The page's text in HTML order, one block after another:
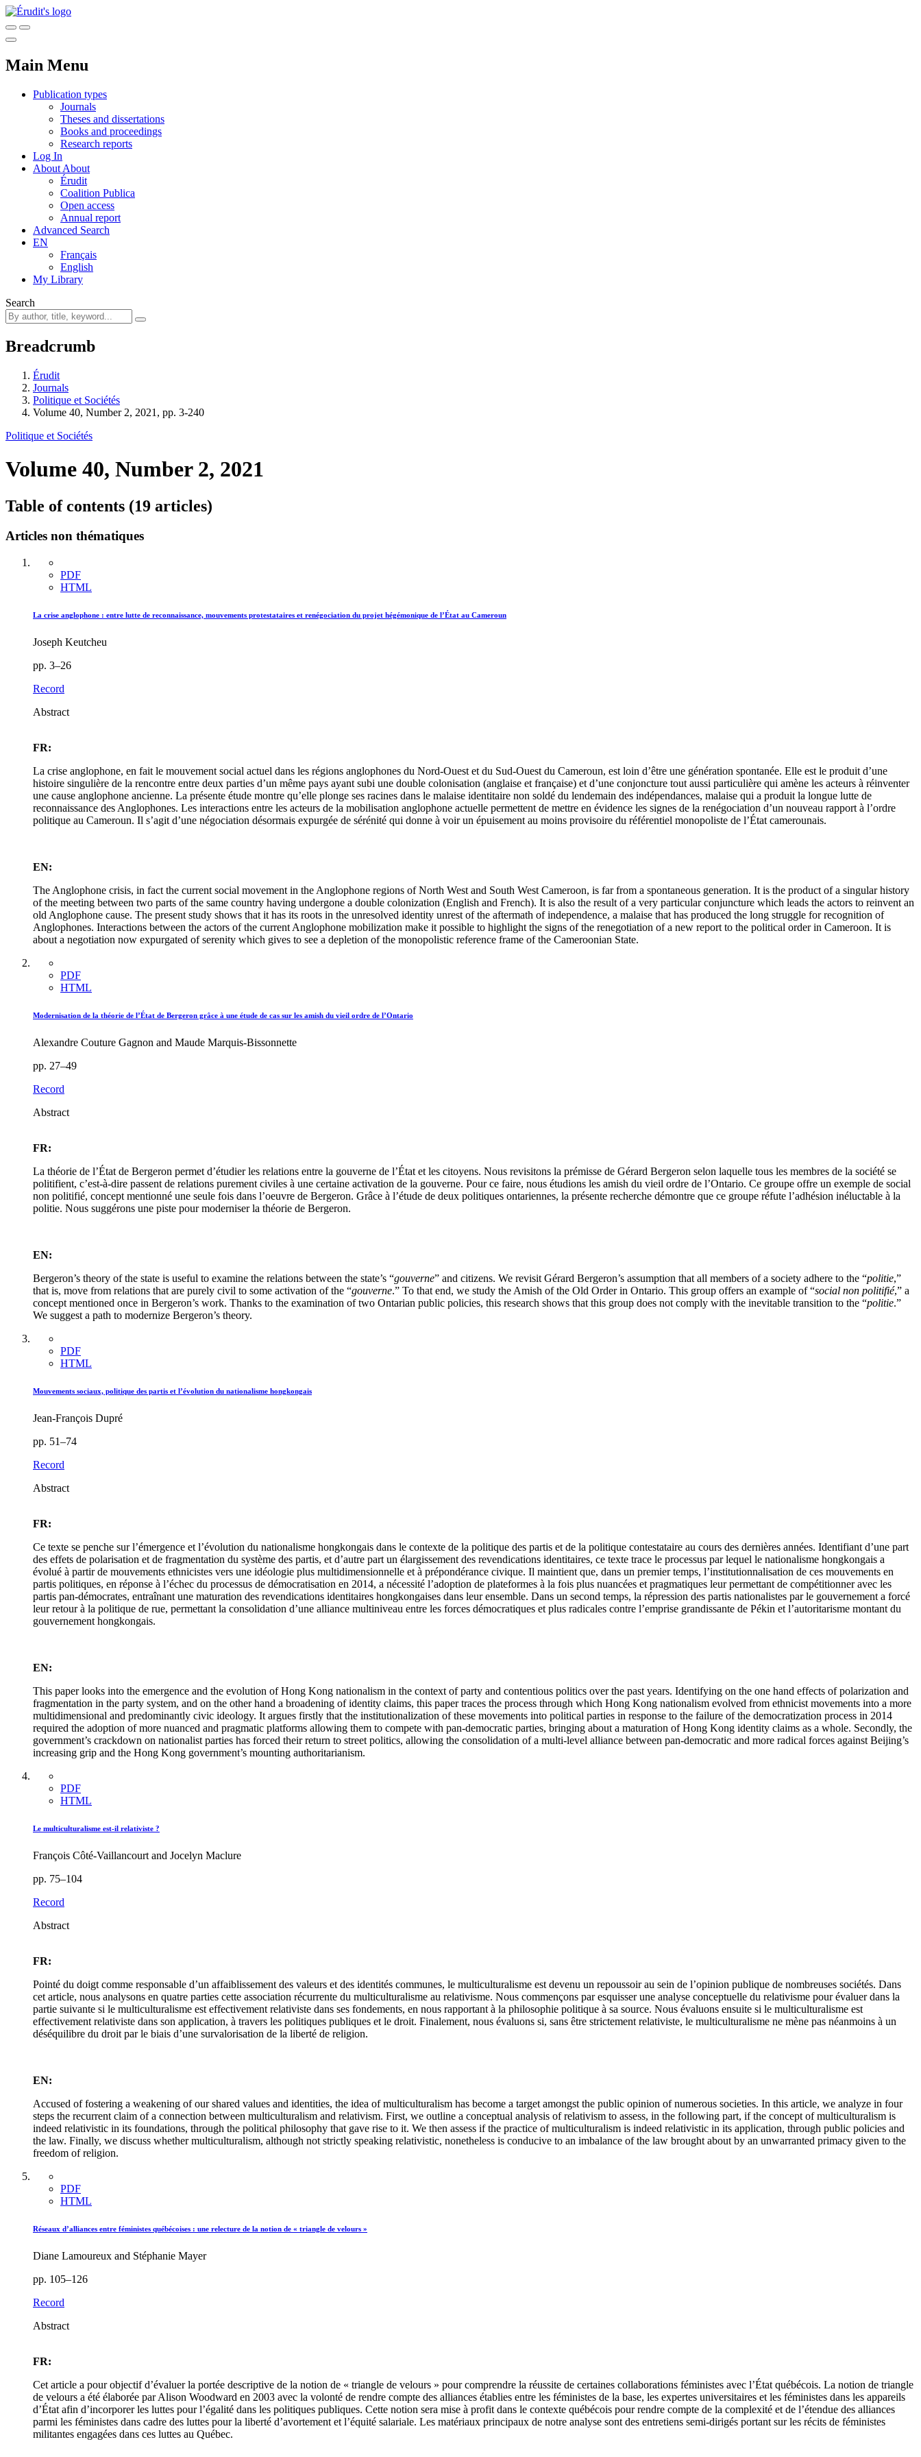
Main Menu
Publication types
Journals
Theses and dissertations
Books and proceedings
Research reports
Log In
About About
Érudit
Coalition Publica
Open access
Annual report
Advanced Search
EN
Français
English
My Library
Search
Breadcrumb
Érudit
Journals
Politique et Sociétés
Volume 40, Number 2, 2021, pp. 3-240
Politique et Sociétés
Volume 40, Number 2, 2021
Table of contents (19 articles)
Articles non thématiques
PDF
HTML
La crise anglophone : entre lutte de reconnaissance, mouvements protestataires et renégociation du projet hégémonique de l’État au Cameroun
Joseph Keutcheu
pp. 3–26
Record
Abstract
FR:
La crise anglophone, en fait le mouvement social actuel dans les régions anglophones du Nord-Ouest et du Sud-Ouest du Cameroun, est loin d’être une génération spontanée. Elle est le produit d’une
histoire singulière de la rencontre entre deux parties d’un même pays ayant subi une double colonisation (anglaise et française) et d’une conjoncture tout aussi particulière qui amène les acteurs à réinventer
une cause anglophone ancienne. La présente étude montre qu’elle plonge ses racines dans le malaise identitaire non soldé du lendemain des indépendances, malaise qui a produit la longue lutte de
reconnaissance des Anglophones. Les interactions entre les acteurs de la mobilisation anglophone actuelle permettent de mettre en évidence les signes de la renégociation d’un nouveau rapport à l’ordre
politique au Cameroun. Il s’agit d’une négociation désormais expurgée de sérénité qui donne à voir un épuisement au moins provisoire du référentiel monopoliste de l’État camerounais.
EN:
The Anglophone crisis, in fact the current social movement in the Anglophone regions of North West and South West Cameroon, is far from a spontaneous generation. It is the product of a singular history
of the meeting between two parts of the same country having undergone a double colonization (English and French). It is also the result of a very particular conjuncture which leads the actors to reinvent an
old Anglophone cause. The present study shows that it has its roots in the unresolved identity unrest of the aftermath of independence, a malaise that has produced the long struggle for recognition of
Anglophones. Interactions between the actors of the current Anglophone mobilization make it possible to highlight the signs of the renegotiation of a new report to the political order in Cameroon. It is
about a negotiation now expurgated of serenity which gives to see a depletion of the monopolistic reference frame of the Cameroonian State.
PDF
HTML
Modernisation de la théorie de l’État de Bergeron grâce à une étude de cas sur les amish du vieil ordre de l’Ontario
Alexandre Couture Gagnon and Maude Marquis-Bissonnette
pp. 27–49
Record
Abstract
FR:
La théorie de l’État de Bergeron permet d’étudier les relations entre la gouverne de l’État et les citoyens. Nous revisitons la prémisse de Gérard Bergeron selon laquelle tous les membres de la société se
politifient, c’est-à-dire passent de relations purement civiles à une certaine activation de la gouverne. Pour ce faire, nous étudions les amish du vieil ordre de l’Ontario. Ce groupe offre un exemple de social
non politifié, concept mentionné une seule fois dans l’oeuvre de Bergeron. Grâce à l’étude de deux politiques ontariennes, la présente recherche démontre que ce groupe réfute l’adhésion inéluctable à la
politie. Nous suggérons une piste pour moderniser la théorie de Bergeron.
EN:
Bergeron’s theory of the state is useful to examine the relations between the state’s “gouverne” and citizens. We revisit Gérard Bergeron’s assumption that all members of a society adhere to the “politie,”
that is, move from relations that are purely civil to some activation of the “gouverne.” To that end, we study the Amish of the Old Order in Ontario. This group offers an example of “social non politifié,” a
concept mentioned once in Bergeron’s work. Thanks to the examination of two Ontarian public policies, this research shows that this group does not comply with the inevitable transition to the “politie.”
We suggest a path to modernize Bergeron’s theory.
PDF
HTML
Mouvements sociaux, politique des partis et l’évolution du nationalisme hongkongais
Jean-François Dupré
pp. 51–74
Record
Abstract
FR:
Ce texte se penche sur l’émergence et l’évolution du nationalisme hongkongais dans le contexte de la politique des partis et de la politique contestataire au cours des dernières années. Identifiant d’une part
des effets de polarisation et de fragmentation du système des partis, et d’autre part un élargissement des revendications identitaires, ce texte trace le processus par lequel le nationalisme hongkongais a
évolué à partir de mouvements ethnicistes vers une idéologie plus multidimensionnelle et à prépondérance civique. Il maintient que, dans un premier temps, l’institutionnalisation de ces mouvements en
partis politiques, en réponse à l’échec du processus de démocratisation en 2014, a nécessité l’adoption de plateformes à la fois plus nuancées et pragmatiques leur permettant de compétitionner avec les
partis pan-démocrates, entraînant une maturation des revendications identitaires hongkongaises dans leur ensemble. Dans un second temps, la répression des partis nationalistes par le gouvernement a forcé
leur retour à la politique de rue, permettant la consolidation d’une alliance multiniveau entre les forces démocratiques et plus radicales contre l’emprise grandissante de Pékin et l’autoritarisme montant du
gouvernement hongkongais.
EN:
This paper looks into the emergence and the evolution of Hong Kong nationalism in the context of party and contentious politics over the past years. Identifying on the one hand effects of polarization and
fragmentation in the party system, and on the other hand a broadening of identity claims, this paper traces the process through which Hong Kong nationalism evolved from ethnicist movements into a more
multidimensional and predominantly civic ideology. It argues firstly that the institutionalization of these movements into political parties in response to the failure of the democratization process in 2014
required the adoption of more nuanced and pragmatic platforms allowing them to compete with pan-democratic parties, bringing about a maturation of Hong Kong identity claims as a whole. Secondly, the
government’s crackdown on nationalist parties has forced their return to street politics, allowing the consolidation of a multi-level alliance between pan-democratic and more radical forces against Beijing’s
increasing grip and the Hong Kong government’s mounting authoritarianism.
PDF
HTML
Le multiculturalisme est-il relativiste ?
François Côté-Vaillancourt and Jocelyn Maclure
pp. 75–104
Record
Abstract
FR:
Pointé du doigt comme responsable d’un affaiblissement des valeurs et des identités communes, le multiculturalisme est devenu un repoussoir au sein de l’opinion publique de nombreuses sociétés. Dans
cet article, nous analysons en quatre parties cette association récurrente du multiculturalisme au relativisme. Nous commençons par esquisser une analyse conceptuelle du relativisme pour évaluer dans la
partie suivante si le multiculturalisme est effectivement relativiste dans ses fondements, en nous rapportant à la philosophie politique à sa source. Nous évaluons ensuite si le multiculturalisme est
effectivement relativiste dans son application, à travers les politiques publiques et le droit. Finalement, nous évaluons si, sans être strictement relativiste, le multiculturalisme ne mène pas néanmoins à un
déséquilibre du droit par le biais d’une survalorisation de la liberté de religion.
EN:
Accused of fostering a weakening of our shared values and identities, the idea of multiculturalism has become a target amongst the public opinion of numerous societies. In this article, we analyze in four
steps the recurrent claim of a connection between multiculturalism and relativism. First, we outline a conceptual analysis of relativism to assess, in the following part, if the concept of multiculturalism is
indeed relativistic in its foundations, through the political philosophy that gave rise to it. We then assess if the practice of multiculturalism is indeed relativistic in its application, through public policies and
the law. Finally, we discuss whether multiculturalism, although not strictly speaking relativistic, nonetheless is conducive to an imbalance of the law brought about by an unwarranted primacy given to the
freedom of religion.
PDF
HTML
Réseaux d’alliances entre féministes québécoises : une relecture de la notion de « triangle de velours »
Diane Lamoureux and Stéphanie Mayer
pp. 105–126
Record
Abstract
FR:
Cet article a pour objectif d’évaluer la portée descriptive de la notion de « triangle de velours » pour comprendre la réussite de certaines collaborations féministes avec l’État québécois. La notion de triangle
de velours a été élaborée par Alison Woodward en 2003 avec la volonté de rendre compte des alliances établies entre les féministes de la base, les expertes universitaires et les féministes dans les appareils
d’État afin d’incorporer les luttes pour l’égalité dans les politiques publiques. Cette notion sera mise à profit dans le contexte québécois pour rendre compte de la complexité et de l’étendue des alliances
parmi les féministes dans cadre des luttes pour la liberté d’avortement et l’équité salariale. Les matériaux principaux de notre analyse sont des entretiens semi-dirigés portant sur les récits de féministes
militantes engagées dans ces luttes au Québec.